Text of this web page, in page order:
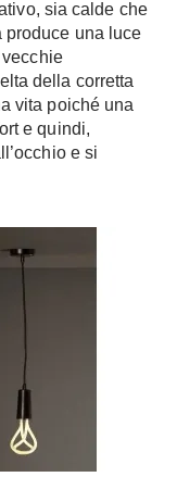
Console
Porte
Blindate
Porte Interne
Scorrevoli
Maniglie
Finestre
Finestre Pvc
Alluminio
Finestre Legno
Persiane
Scale
sia calde che
produce una luce
della corretta
vita poiché una
e quindi,
e si